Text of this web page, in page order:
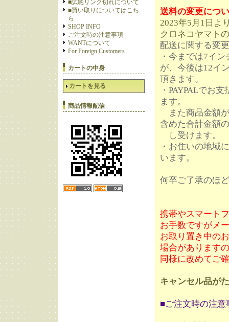
■試聴リンク切れについて
■買い取りについてはこち
ら
SHOP INFO
ご注文時の注意事項
WANTについて
For Foreign Customers
カートの中身
カートを見る
商品情報配信
送料の変更につ
2023年5月1日よ
クロネコヤマト
配送に関する変
・今までは7イ
が、今後は12イ
頂きます。
・PAYPALでお
ます。
また商品金額が
含めた合計金額
し受けます。
・お住いの地域
います。
何卒ご了承のほ
携帯やスマート
お手数ですがメ
お取り置き中の
場合があります
同様に改めてご
キャンセル品が
■ご注文時の注